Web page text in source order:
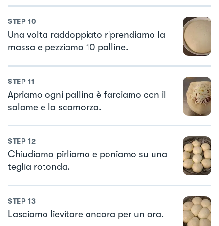
STEP 10
Una volta raddoppiato riprendiamo la
massa e pezziamo 10 palline.
STEP 11
Apriamo ogni pallina è farciamo con il
salame e la scamorza.
STEP 12
Chiudiamo pirliamo e poniamo su una
teglia rotonda.
STEP 13
Lasciamo lievitare ancora per un ora.